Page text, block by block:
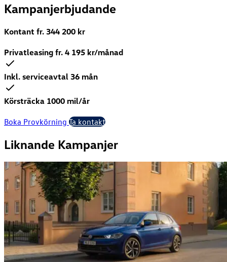
Kampanjerbjudande
Kontant fr. 344 200 kr
Privatleasing fr. 4 195 kr/månad
Inkl. serviceavtal 36 mån
Körsträcka 1000 mil/år
Boka Provkörning Ta kontakt
Liknande Kampanjer